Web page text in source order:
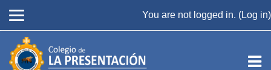
You are not logged in. (Log in)